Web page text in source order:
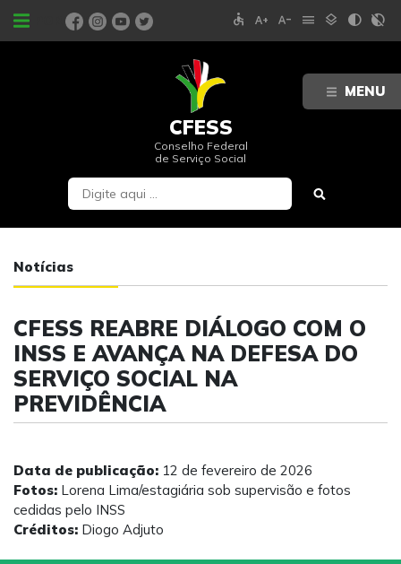
MENU
PORTAIS accessible text_increase text_decrease menu layers contrast contrast_rtl_off
CFESS
Conselho Federal
de Serviço Social
Notícias
CFESS REABRE DIÁLOGO COM O
INSS E AVANÇA NA DEFESA DO
SERVIÇO SOCIAL NA
PREVIDÊNCIA
Data de publicação: 12 de fevereiro de 2026
Fotos: Lorena Lima/estagiária sob supervisão e fotos
cedidas pelo INSS
Créditos: Diogo Adjuto